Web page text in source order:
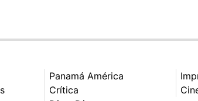
Panamá América
Crítica